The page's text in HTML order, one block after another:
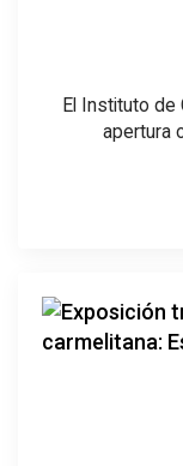
El Instituto de
apertura